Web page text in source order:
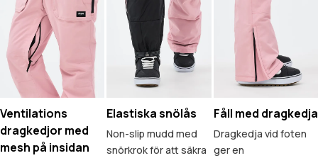
Ventilations
dragkedjor med
mesh på insidan
Elastiska snölås
Non-slip mudd med
snörkrok för att säkra
Fåll med dragkedja
Dragkedja vid foten
ger en